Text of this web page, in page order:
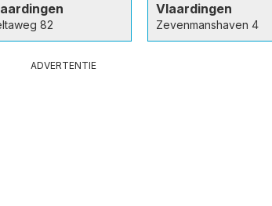
82
Vlaardingen
Zevenmanshaven 4
ADVERTENTIE